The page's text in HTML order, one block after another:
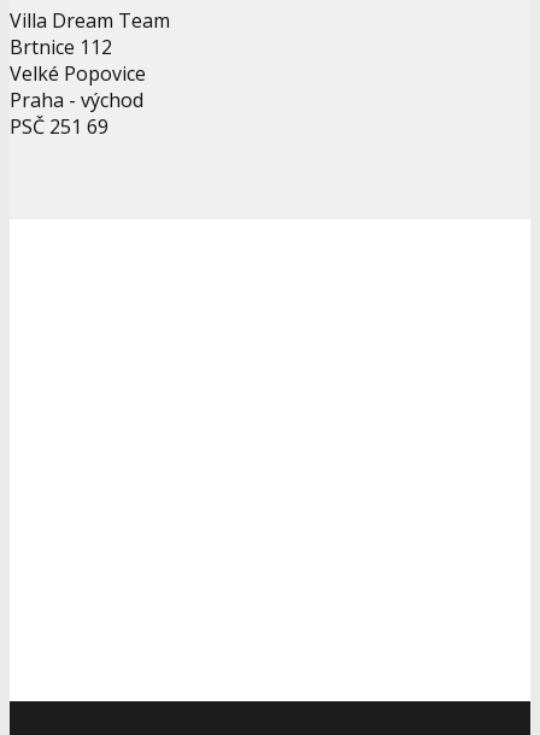
Villa Dream Team
Brtnice 112
Velké Popovice
Praha - východ
PSČ 251 69